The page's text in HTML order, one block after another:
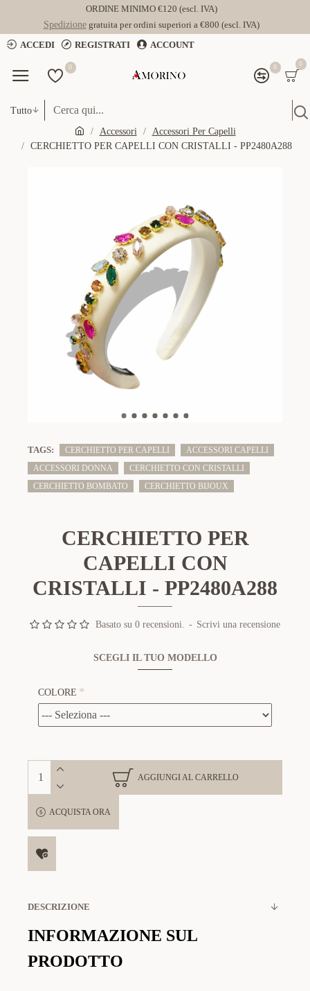
ORDINE MINIMO €120 (escl. IVA)
Spedizionegratuita per ordini superiori a €800 (escl. IVA)
ACCEDI
REGISTRATI ACCOUNT
0 0 0
Tutto
Accessori
Accessori Per Capelli
CERCHIETTO PER CAPELLI CON CRISTALLI - PP2480A288
TAGS: CERCHIETTO PER CAPELLI
ACCESSORI CAPELLI
ACCESSORI DONNA
CERCHIETTO CON CRISTALLI
CERCHIETTO BOMBATO
CERCHIETTO BIJOUX
CERCHIETTO PER
CAPELLI CON
CRISTALLI - PP2480A288
Basato su 0 recensioni. - Scrivi una recensione
SCEGLI IL TUO MODELLO
COLORE
AGGIUNGI AL CARRELLO
ACQUISTA ORA
DESCRIZIONE
INFORMAZIONE SUL
PRODOTTO